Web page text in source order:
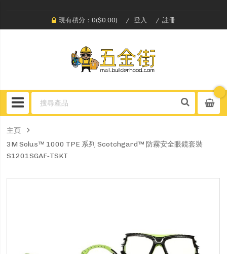
現有積分：0($0.00) 登入 註冊
主頁
3M Solus™ 1000 TPE 系列 Scotchgard™ 防霧安全眼鏡套裝
S1201SGAF‑TSKT